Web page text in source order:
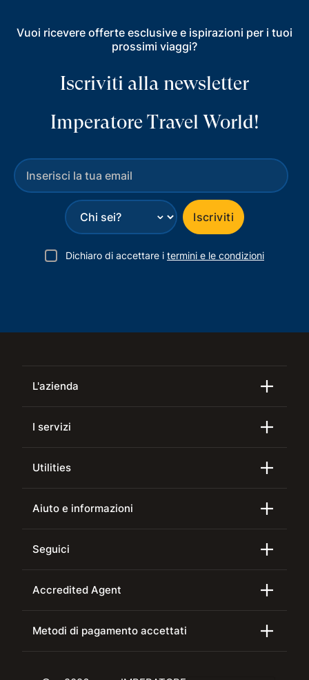
Vuoi ricevere offerte esclusive e ispirazioni per i tuoi
prossimi viaggi?
Iscriviti alla newsletter
Imperatore Travel World!
⌄ Iscriviti
Dichiaro di accettare i termini e le condizioni
L'azienda
I servizi
Utilities
Aiuto e informazioni
Seguici
Accredited Agent
Metodi di pagamento accettati